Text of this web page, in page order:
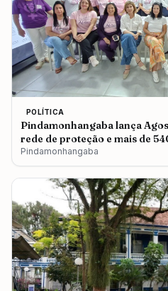
POLÍTICA
Pindamonhangaba lança
rede de proteção e mais de
Pindamonhangaba